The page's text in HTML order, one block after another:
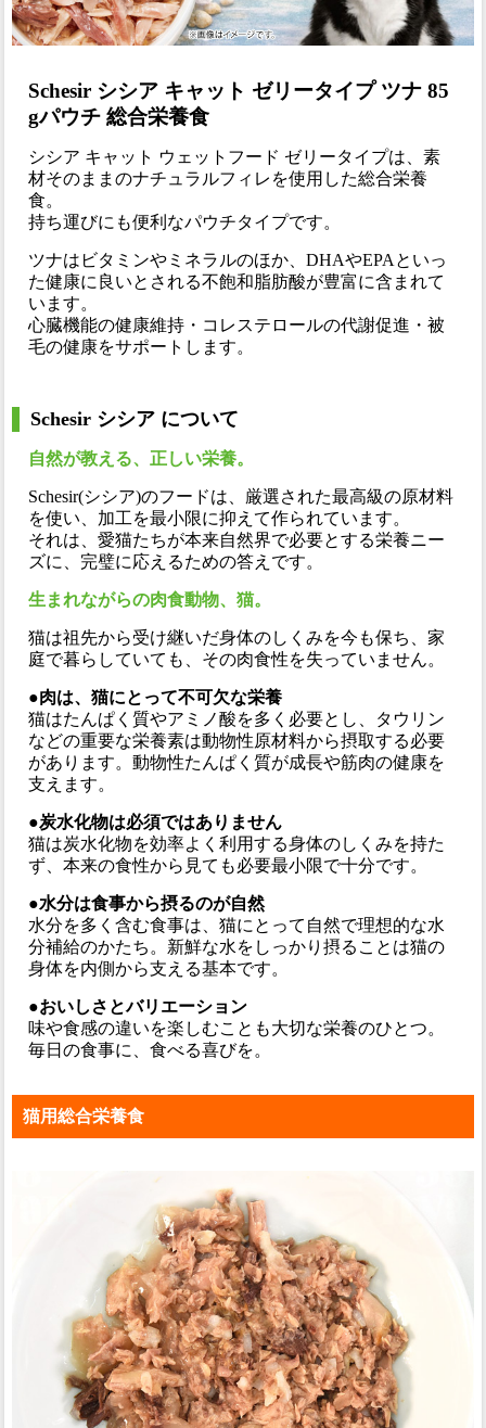
Schesir シシア キャット ゼリータイプ ツナ 85
gパウチ 総合栄養食
シシア キャット ウェットフード ゼリータイプは、素
材そのままのナチュラルフィレを使用した総合栄養
食。
持ち運びにも便利なパウチタイプです。
ツナはビタミンやミネラルのほか、DHAやEPAといっ
た健康に良いとされる不飽和脂肪酸が豊富に含まれて
います。
心臓機能の健康維持・コレステロールの代謝促進・被
毛の健康をサポートします。
Schesir シシア について
自然が教える、正しい栄養。
Schesir(シシア)のフードは、厳選された最高級の原材料
を使い、加工を最小限に抑えて作られています。
それは、愛猫たちが本来自然界で必要とする栄養ニー
ズに、完璧に応えるための答えです。
生まれながらの肉食動物、猫。
猫は祖先から受け継いだ身体のしくみを今も保ち、家
庭で暮らしていても、その肉食性を失っていません。
●肉は、猫にとって不可欠な栄養
猫はたんぱく質やアミノ酸を多く必要とし、タウリン
などの重要な栄養素は動物性原材料から摂取する必要
があります。動物性たんぱく質が成長や筋肉の健康を
支えます。
●炭水化物は必須ではありません
猫は炭水化物を効率よく利用する身体のしくみを持た
ず、本来の食性から見ても必要最小限で十分です。
●水分は食事から摂るのが自然
水分を多く含む食事は、猫にとって自然で理想的な水
分補給のかたち。新鮮な水をしっかり摂ることは猫の
身体を内側から支える基本です。
●おいしさとバリエーション
味や食感の違いを楽しむことも大切な栄養のひとつ。
毎日の食事に、食べる喜びを。
猫用総合栄養食